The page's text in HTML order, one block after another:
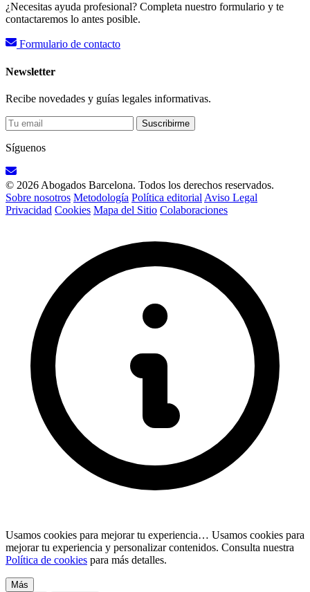
¿Necesitas ayuda profesional? Completa nuestro formulario y te
contactaremos lo antes posible.
Formulario de contacto
Newsletter
Recibe novedades y guías legales informativas.
Suscribirme
Síguenos
© 2026 Abogados Barcelona. Todos los derechos reservados.
Sobre nosotros Metodología Política editorial Aviso Legal
Privacidad Cookies Mapa del Sitio Colaboraciones
Usamos cookies para mejorar tu experiencia… Usamos cookies para
mejorar tu experiencia y personalizar contenidos. Consulta nuestra
Política de cookies para más detalles.
Más